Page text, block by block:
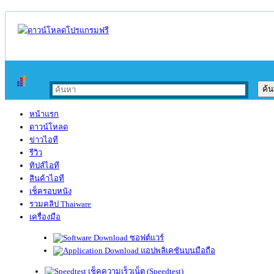
หน้าแรก
ดาวน์โหลด
ข่าวไอที
รีวิว
ทิปส์ไอที
สินค้าไอที
เช็ครอบหนัง
รวมคลิป Thaiware
เครื่องมือ
ซอฟต์แวร์
แอปพลิเคชันบนมือถือ
เช็คความเร็วเน็ต (Speedtest)